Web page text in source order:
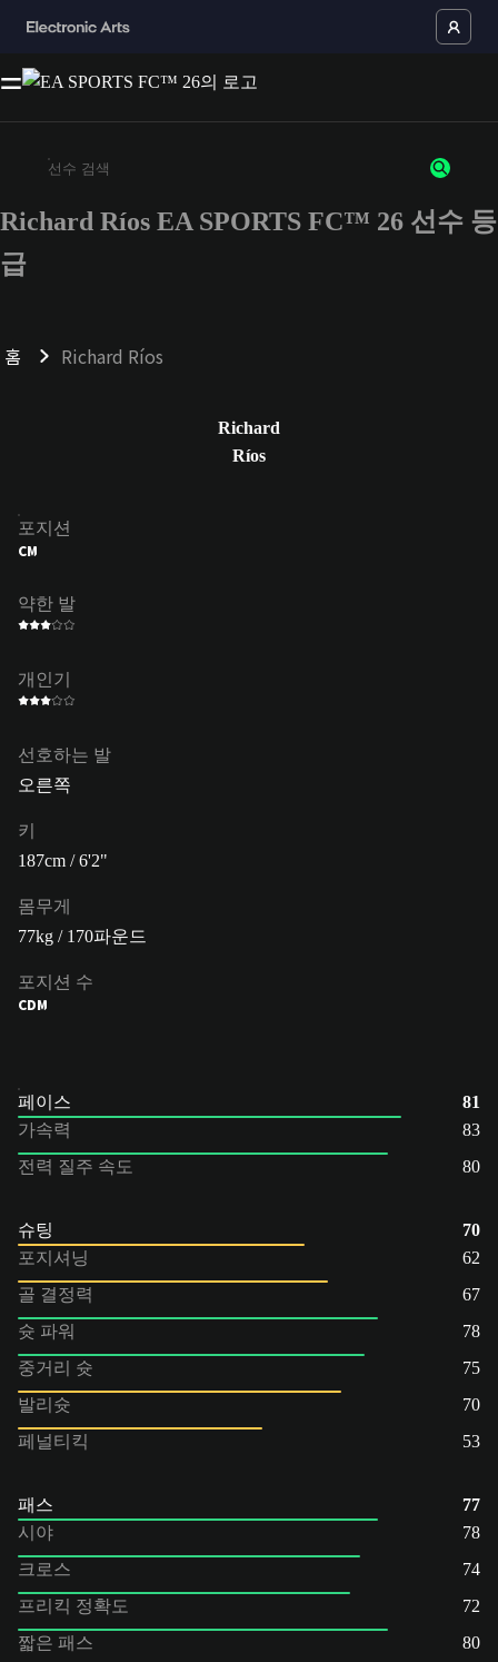
최소 3자 이상의 문자 또는 숫자를 입력하세요
Richard Ríos EA SPORTS FC™ 26 선수 등
급
홈 Richard Ríos
Richard
Ríos
포지션
CM
약한 발
개인기
선호하는 발
오른쪽
키
187cm / 6'2"
몸무게
77kg / 170파운드
포지션 수
CDM
페이스
81
가속력
83
전력 질주 속도
80
슈팅
70
포지셔닝
62
골 결정력
67
슛 파워
78
중거리 슛
75
발리슛
70
페널티킥
53
패스
77
시야
78
크로스
74
프리킥 정확도
72
짧은 패스
80